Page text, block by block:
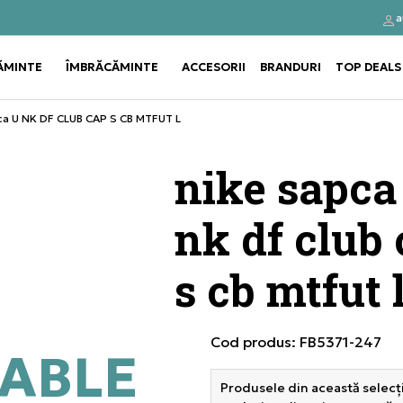
Use shift+Enter to open or close
ÎMBRĂCĂMINTE Use shift+Enter to open or close
ACCESORII BRANDURI TOP DEALS
U NK DF CLUB CAP S CB MTFUT L
nike
nk df club
s cb mtfut
Cod produs: FB5371-247
Produsele din această